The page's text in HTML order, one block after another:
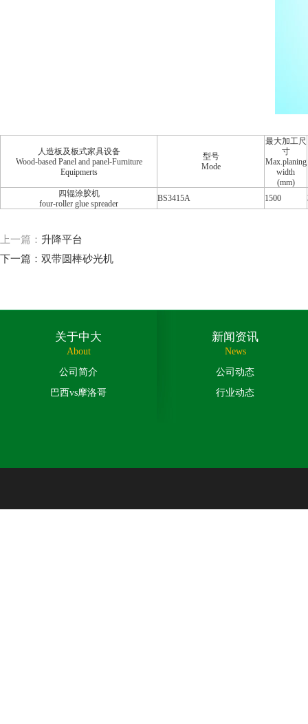
人造板及板式家具设备
Wood-based Panel and panel-Furniture
Equipmerts
型号
Mode
最大加工尺
寸
Max.planing
width
(mm)
四辊涂胶机
four-roller glue spreader
BS3415A 1500
上一篇： 升降平台
下一篇： 双带圆棒砂光机
关于中大
About
公司简介
巴西vs摩洛哥
新闻资讯
News
公司动态
行业动态